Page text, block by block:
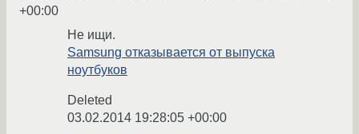
+00:00
Не ищи.
Samsung отказывается от выпуска
ноутбуков
Deleted
03.02.2014 19:28:05 +00:00